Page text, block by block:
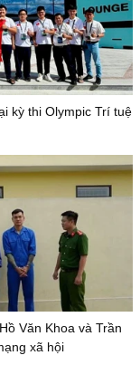
kỳ thi Olympic Trí tuệ
Văn Khoa và Trần
xã hội